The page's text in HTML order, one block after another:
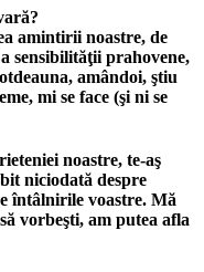
amintirii noastre, de
sensibilităţii prahovene,
amândoi, ştiu
mi se face (şi ni se
noastre, te-aş
niciodată despre
întâlnirile voastre. Mă
vorbeşti, am putea afla